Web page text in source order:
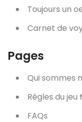
Toujours un
Carnet de
Pages
Qui sommes
Règles du jeu
FAQs